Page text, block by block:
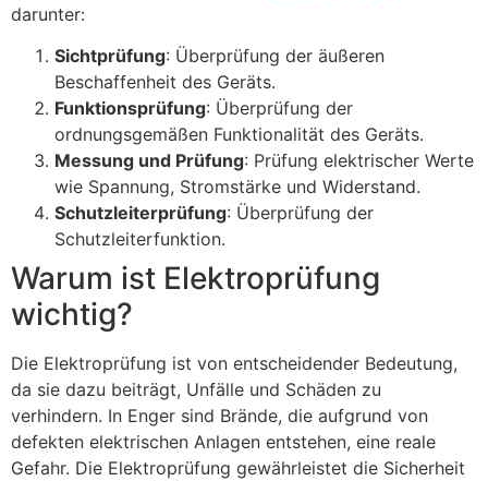
darunter:
Sichtprüfung: Überprüfung der äußeren
Beschaffenheit des Geräts.
Funktionsprüfung: Überprüfung der
ordnungsgemäßen Funktionalität des Geräts.
Messung und Prüfung: Prüfung elektrischer Werte
wie Spannung, Stromstärke und Widerstand.
Schutzleiterprüfung: Überprüfung der
Schutzleiterfunktion.
Warum ist Elektroprüfung
wichtig?
Die Elektroprüfung ist von entscheidender Bedeutung,
da sie dazu beiträgt, Unfälle und Schäden zu
verhindern. In Enger sind Brände, die aufgrund von
defekten elektrischen Anlagen entstehen, eine reale
Gefahr. Die Elektroprüfung gewährleistet die Sicherheit